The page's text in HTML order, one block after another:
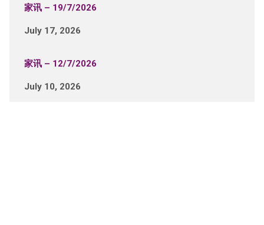
家讯 – 19/7/2026
July 17, 2026
家讯 – 12/7/2026
July 10, 2026